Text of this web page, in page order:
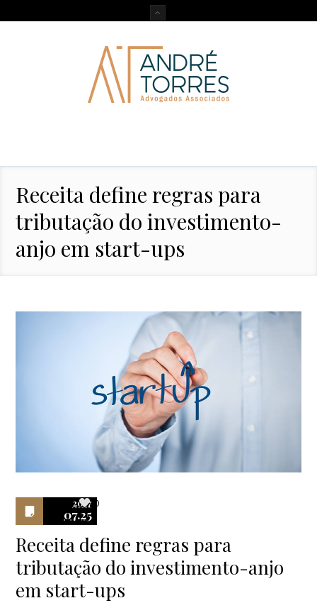
Receita define regras para
tributação do investimento-
anjo em start-ups
2017
07.25
0
Receita define regras para
tributação do investimento-anjo
em start-ups